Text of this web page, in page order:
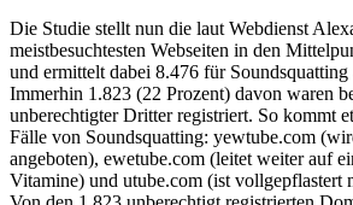
Die Studie stellt nun die laut Webdienst
meistbesuchtesten Webseiten in den
und ermittelt dabei 8.476 für
Immerhin 1.823 (22 Prozent) davon waren
unberechtigter Dritter registriert. So kommt
Fälle von Soundsquatting: yewtube.com
angeboten), ewetube.com (leitet weiter auf
Vitamine) und utube.com (ist vollgepflastert